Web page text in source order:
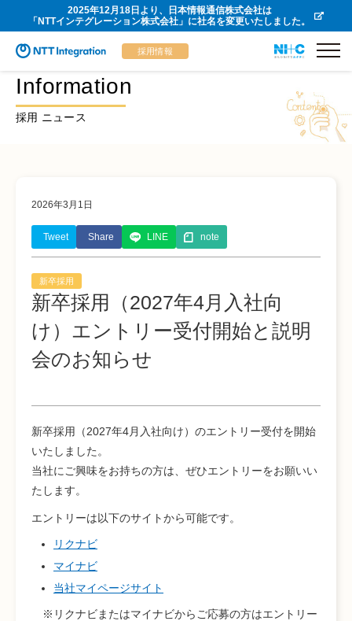
2025年12月18日より、日本情報通信株式会社は
「NTTインテグレーション株式会社」に社名を変更いたしました。
採用情報
Information
採用 ニュース
2026年3月1日
Tweet Share LINE note
新卒採用
新卒採用（2027年4月入社向
け）エントリー受付開始と説明
会のお知らせ
新卒採用（2027年4月入社向け）のエントリー受付を開始
いたしました。
当社にご興味をお持ちの方は、ぜひエントリーをお願いい
たします。
エントリーは以下のサイトから可能です。
リクナビ
マイナビ
当社マイページサイト
※リクナビまたはマイナビからご応募の方はエントリー